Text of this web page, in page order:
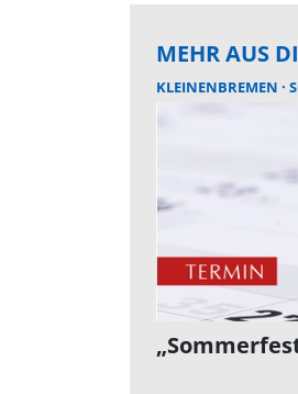
MEHR AUS
KLEINENBREMEN